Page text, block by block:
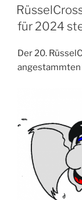
AM
für 2024
Der 20.
angestammten